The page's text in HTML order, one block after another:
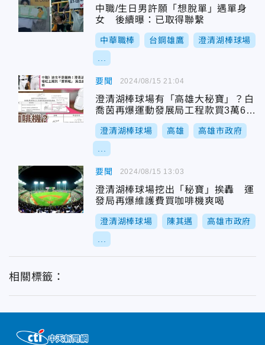
中職/生日男許願「想脫單」遇單身
女 後續曝：已取得聯繫
中華職棒 台鋼雄鷹 澄清湖棒球場
要聞
澄清湖棒球場有「高雄大秘寶」？白
喬茵再爆運動發展局工程款買3萬67
00元咖啡機
澄清湖棒球場 高雄 高雄市政府
2024/08/15 21:04
要聞
澄清湖棒球場挖出「秘寶」挨轟 運
發局再爆維護費買咖啡機爽喝
澄清湖棒球場 陳其邁 高雄市政府
2024/08/15 13:03
相關標籤：